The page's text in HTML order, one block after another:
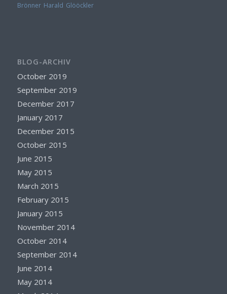
Brönner Harald Glööckler
BLOG-ARCHIV
October 2019
September 2019
December 2017
January 2017
December 2015
October 2015
June 2015
May 2015
March 2015
February 2015
January 2015
November 2014
October 2014
September 2014
June 2014
May 2014